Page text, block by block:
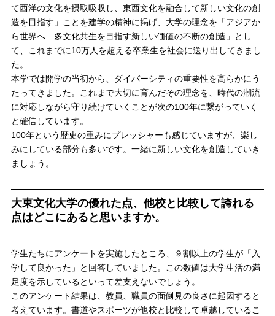
て西洋の文化を摂取吸収し、東西文化を融合して新しい文化の創
造を目指す」ことを建学の精神に掲げ、大学の理念を「アジアか
ら世界へ―多文化共生を目指す新しい価値の不断の創造」とし
て、これまでに10万人を超える卒業生を社会に送り出してきまし
た。
本学では開学の当初から、ダイバーシティの重要性を高らかにう
たってきました。これまで大切に育んだその理念を、時代の潮流
に対応しながら守り続けていくことが次の100年に繋がっていく
と確信しています。
100年という歴史の重みにプレッシャーも感じていますが、楽し
みにしている部分も多いです。一緒に新しい文化を創造していき
ましょう。
大東文化大学の優れた点、他校と比較して誇れる
点はどこにあると思いますか。
学生たちにアンケートを実施したところ、９割以上の学生が「入
学して良かった」と回答していました。この数値は大学生活の満
足度を示しているといって差支えないでしょう。
このアンケート結果は、教員、職員の面倒見の良さに起因すると
考えています。書道やスポーツが他校と比較して卓越しているこ